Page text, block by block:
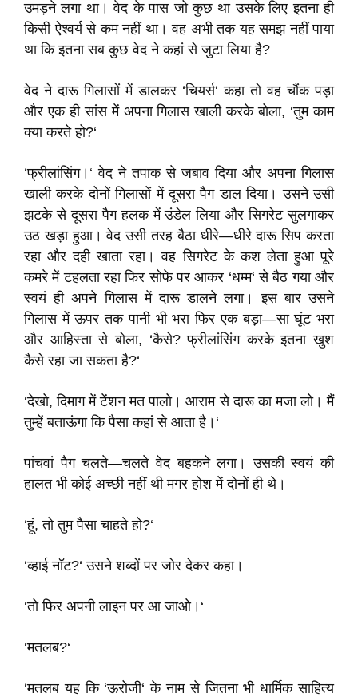
उमड़ने लगा था। वेद के पास जो कुछ था उसके लिए इतना ही
किसी ऐश्वर्य से कम नहीं था। वह अभी तक यह समझ नहीं पाया
था कि इतना सब कुछ वेद ने कहां से जुटा लिया है?
वेद ने दारू गिलासों में डालकर ‘चियर्स‘ कहा तो वह चौंक पड़ा
और एक ही सांस में अपना गिलास खाली करके बोला, ‘तुम काम
क्या करते हो?‘
‘फ्रीलांसिंग।‘ वेद ने तपाक से जबाव दिया और अपना गिलास
खाली करके दोनों गिलासों में दूसरा पैग डाल दिया। उसने उसी
झटके से दूसरा पैग हलक में उंडेल लिया और सिगरेट सुलगाकर
उठ खड़ा हुआ। वेद उसी तरह बैठा धीरे—धीरे दारू सिप करता
रहा और दही खाता रहा। वह सिगरेट के कश लेता हुआ पूरे
कमरे में टहलता रहा फिर सोफे पर आकर ‘धम्म‘ से बैठ गया और
स्वयं ही अपने गिलास में दारू डालने लगा। इस बार उसने
गिलास में ऊपर तक पानी भी भरा फिर एक बड़ा—सा घूंट भरा
और आहिस्ता से बोला, ‘कैसे? फ्रीलांसिंग करके इतना खुश
कैसे रहा जा सकता है?‘
‘देखो, दिमाग में टेंशन मत पालो। आराम से दारू का मजा लो। मैं
तुम्हें बताऊंगा कि पैसा कहां से आता है।‘
पांचवां पैग चलते—चलते वेद बहकने लगा। उसकी स्वयं की
हालत भी कोई अच्छी नहीं थी मगर होश में दोनों ही थे।
‘हूं, तो तुम पैसा चाहते हो?‘
‘व्हाई नॉट?‘ उसने शब्दों पर जोर देकर कहा।
‘तो फिर अपनी लाइन पर आ जाओ।‘
‘मतलब?‘
‘मतलब यह कि ‘ऊरोजी‘ के नाम से जितना भी धार्मिक साहित्य